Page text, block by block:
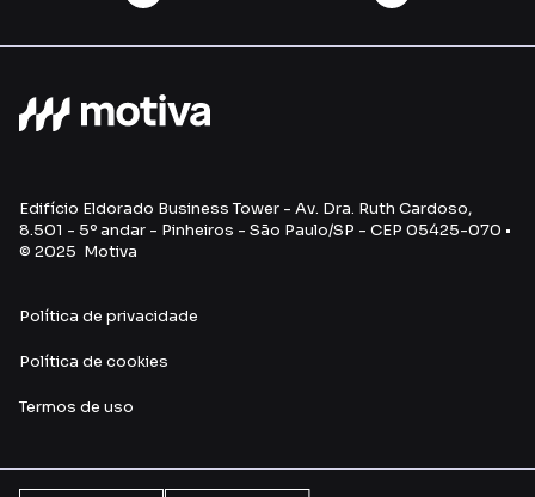
Edifício Eldorado Business Tower - Av. Dra. Ruth Cardoso,
8.501 - 5º andar - Pinheiros - São Paulo/SP - CEP 05425-070 •
© 2025 Motiva
Política de privacidade
Política de cookies
Termos de uso